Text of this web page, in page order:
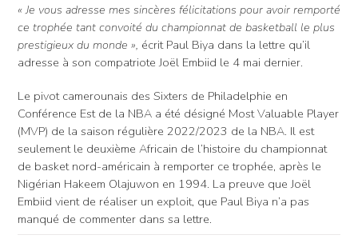
« Je vous adresse mes sincères félicitations pour avoir remporté
ce trophée tant convoité du championnat de basketball le plus
prestigieux du monde », écrit Paul Biya dans la lettre qu’il
adresse à son compatriote Joël Embiid le 4 mai dernier.
Le pivot camerounais des Sixters de Philadelphie en
Conférence Est de la NBA a été désigné Most Valuable Player
(MVP) de la saison régulière 2022/2023 de la NBA. Il est
seulement le deuxième Africain de l’histoire du championnat
de basket nord-américain à remporter ce trophée, après le
Nigérian Hakeem Olajuwon en 1994. La preuve que Joël
Embiid vient de réaliser un exploit, que Paul Biya n’a pas
manqué de commenter dans sa lettre.